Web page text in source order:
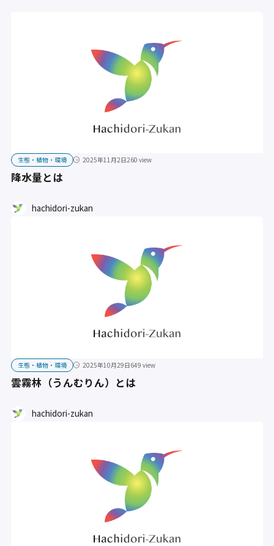
生態・植物・環境 2025年11月2日260 view
降水量とは
hachidori-zukan
生態・植物・環境 2025年10月29日649 view
雲霧林（うんむりん）とは
hachidori-zukan